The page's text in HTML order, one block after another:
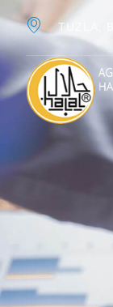
TUZLA,